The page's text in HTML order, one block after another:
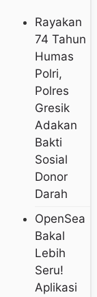
Rayakan
74 Tahun
Humas
Polri,
Polres
Gresik
Adakan
Bakti
Sosial
Donor
Darah
OpenSea
Bakal
Lebih
Seru!
Aplikasi